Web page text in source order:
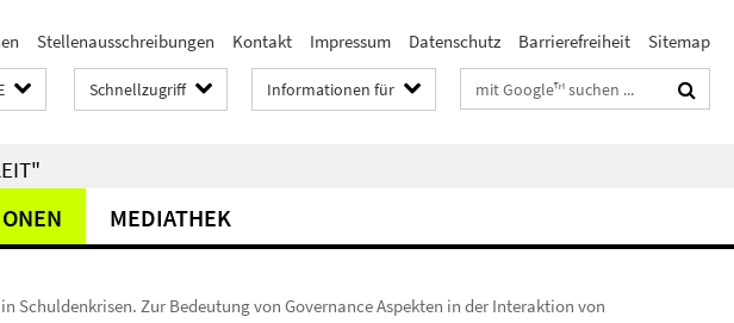
Stellenausschreibungen Kontakt Impressum Datenschutz Barrierefreiheit Sitemap
Schnellzugriff Informationen für Suchbegriffe
MEDIATHEK
Schuldenkrisen. Zur Bedeutung von Governance Aspekten in der Interaktion von